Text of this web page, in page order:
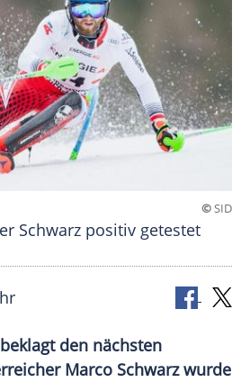
©SID
Schwarz positiv getestet
den nächsten
Marco Schwarz wurde